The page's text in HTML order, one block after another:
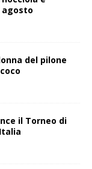
agosto
del pilone
il Torneo di